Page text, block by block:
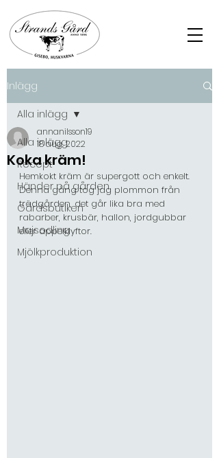
Inlägg
Alla inlägg
Recept
Händer på gården
Gårdsbutiken
Majsodling
Mjölkproduktion
Alla inlägg
Koka kräm!
annanilsson19
18 aug. 2022
Hemkokt kräm är supergott och enkelt.
Denna gång tog jag plommon från
trädgården, det går lika bra med
rabarber, krusbär, hallon, jordgubbar
eller äppelklyftor.